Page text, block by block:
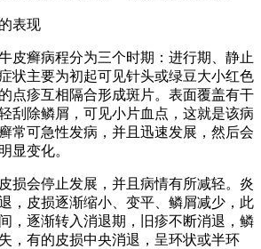
表现
皮癣病程分为三个时期：进行期、静止
状主要为初起可见针头或绿豆大小红色
点疹互相隔合形成斑片。表面覆盖有干
刮除鳞屑，可见小片血点，这就是该病
常可急性发病，并且迅速发展，然后会
显变化。
损会停止发展，并且病情有所减轻。炎
，皮损逐渐缩小、变平、鳞屑减少，此
，逐渐转入消退期，旧疹不断消退，鳞
，有的皮损中央消退，呈环状或半环